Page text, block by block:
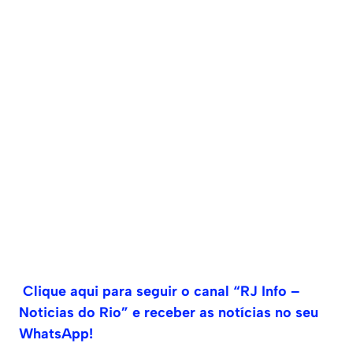
Clique aqui para seguir o canal “RJ Info –
Noticias do Rio” e receber as notícias no seu
WhatsApp!